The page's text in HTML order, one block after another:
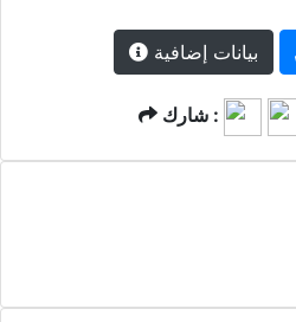
بيانات إضافية
شارك :